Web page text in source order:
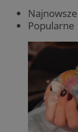
Najnowsze
Popularne